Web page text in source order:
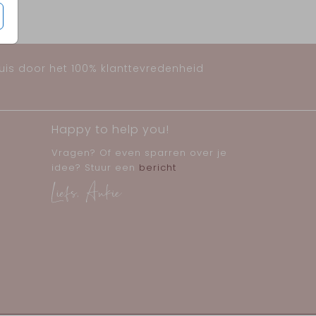
door het 100% klanttevredenheid
Happy to help you!
Vragen? Of even sparren over je
idee? Stuur een bericht